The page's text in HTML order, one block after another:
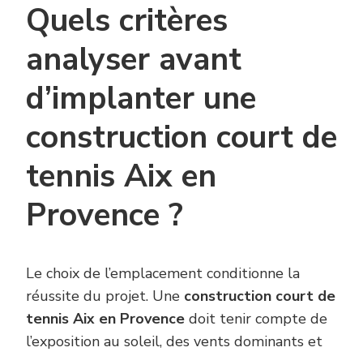
Quels critères
analyser avant
d’implanter une
construction court de
tennis Aix en
Provence ?
Le choix de l’emplacement conditionne la
réussite du projet. Une construction court de
tennis Aix en Provence doit tenir compte de
l’exposition au soleil, des vents dominants et